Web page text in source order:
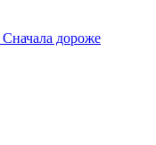
Сначала дороже